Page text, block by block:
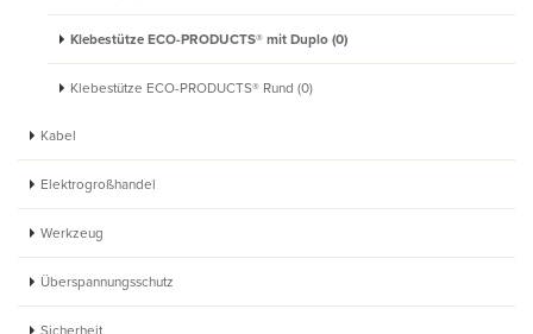
Klebestütze ECO-PRODUCTS® mit Duplo (0)
Klebestütze ECO-PRODUCTS® Rund (0)
Kabel
Elektrogroßhandel
Werkzeug
Überspannungsschutz
Sicherheit